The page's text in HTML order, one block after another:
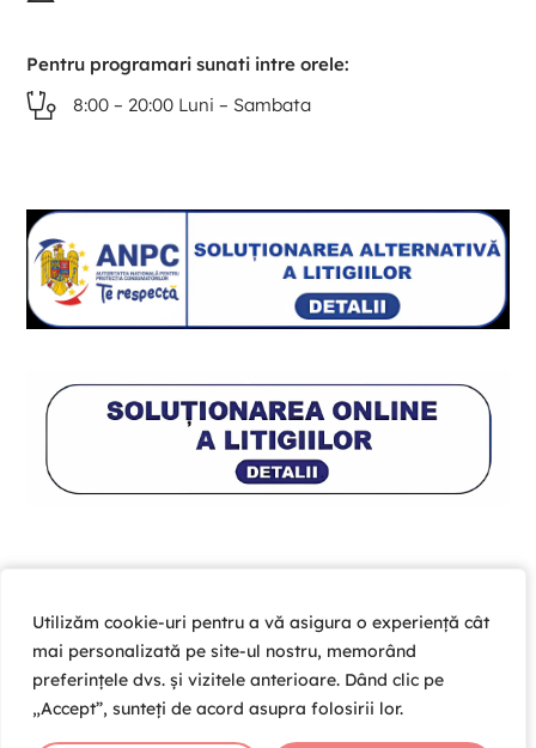
Utilizăm cookie-uri pentru a vă asigura o experiență cât
mai personalizată pe site-ul nostru, memorând
preferințele dvs. și vizitele anterioare. Dând clic pe
„Accept”, sunteți de acord asupra folosirii lor.
Utilizăm cookie-uri pentru a vă asigura o experiență cât
mai personalizată pe site-ul nostru, memorând
preferințele dvs. și vizitele anterioare. Dând clic pe
„Accept”, sunteți de acord asupra folosirii lor.
Pentru programari sunati intre orele:
8:00 – 20:00 Luni – Sambata